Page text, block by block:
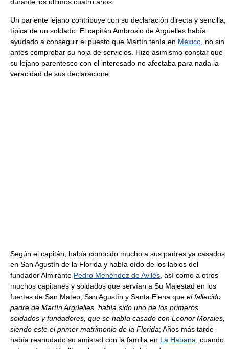
Un pariente lejano contribuye con su declaración directa y sencilla,
típica de un soldado. El capitán Ambrosio de Argüelles había
ayudado a conseguir el puesto que Martín tenía en México , no sin
antes comprobar su hoja de servicios. Hizo asimismo constar que
su lejano parentesco con el interesado no afectaba para nada la
veracidad de sus declaracione.
Según el capitán, había conocido mucho a sus padres ya casados
en San Agustín de la Florida y había oído de los labios del
fundador Almirante Pedro Menéndez de Avilés , así como a otros
muchos capitanes y soldados que servían a Su Majestad en los
fuertes de San Mateo, San Agustín y Santa Elena que el fallecido
padre de Martín Argüelles, había sido uno de los primeros
soldados y fundadores, que se había casado con Leonor Morales,
siendo este el primer matrimonio de la Florida; Años más tarde
había reanudado su amistad con la familia en La Habana , cuando